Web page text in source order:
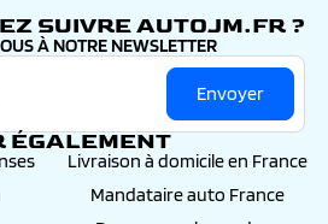
SUIVRE AUTOJM.FR ?
À NOTRE NEWSLETTER
Envoyer
ÉGALEMENT
Livraison à domicile en France
Mandataire auto France